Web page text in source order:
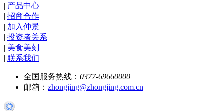
| 产品中心
| 招商合作
| 加入仲景
| 投资者关系
| 美食美刻
| 联系我们
全国服务热线： 0377-69660000
邮箱： zhongjing@zhongjing.com.cn